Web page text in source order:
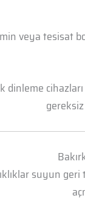
veya tesisat
dinleme
suyun